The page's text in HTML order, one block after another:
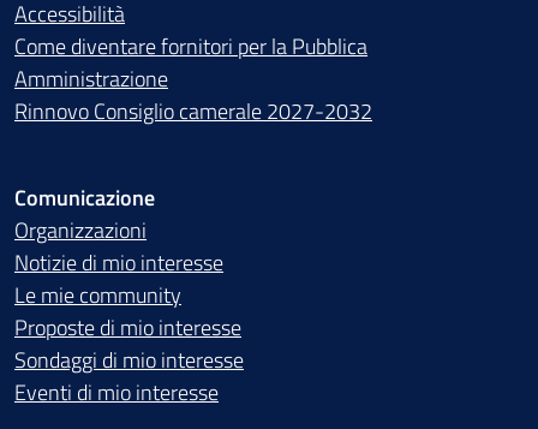
Accessibilità
Come diventare fornitori per la Pubblica
Amministrazione
Rinnovo Consiglio camerale 2027-2032
Comunicazione
Organizzazioni
Notizie di mio interesse
Le mie community
Proposte di mio interesse
Sondaggi di mio interesse
Eventi di mio interesse